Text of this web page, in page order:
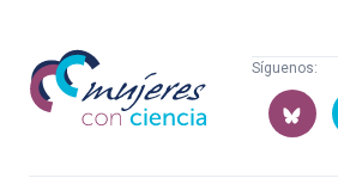
Mujeres
con
ciencia
Síguenos: